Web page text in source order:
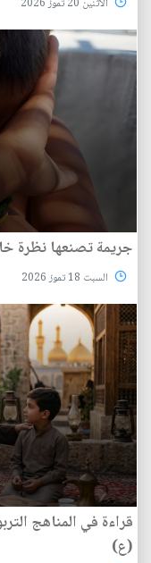
الأثنين 20 تموز 2026
جريمة تصنعها نظرة
السبت 18 تموز 2026
قراءة في المناهج
(ع)